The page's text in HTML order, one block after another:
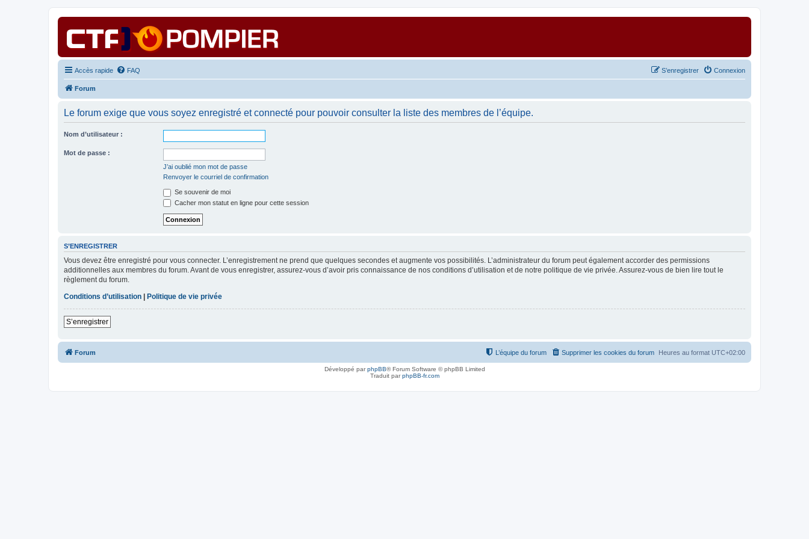
Accès rapide FAQ Connexion
S’enregistrer
Forum
Le forum exige que vous soyez enregistré et connecté pour pouvoir consulter la liste des membres de l’équipe.
Nom d’utilisateur :
Mot de passe :
J’ai oublié mon mot de passe
Renvoyer le courriel de confirmation
Se souvenir de moi
Cacher mon statut en ligne pour cette session
S’ENREGISTRER
Vous devez être enregistré pour vous connecter. L’enregistrement ne prend que quelques secondes et augmente vos possibilités. L’administrateur du forum peut également accorder des permissions
additionnelles aux membres du forum. Avant de vous enregistrer, assurez-vous d’avoir pris connaissance de nos conditions d’utilisation et de notre politique de vie privée. Assurez-vous de bien lire tout le
règlement du forum.
Conditions d’utilisation | Politique de vie privée
S’enregistrer
Forum Heures au format UTC+02:00
Supprimer les cookies du forum
L’équipe du forum
Développé parphpBB® Forum Software © phpBB Limited
Traduit parphpBB-fr.com